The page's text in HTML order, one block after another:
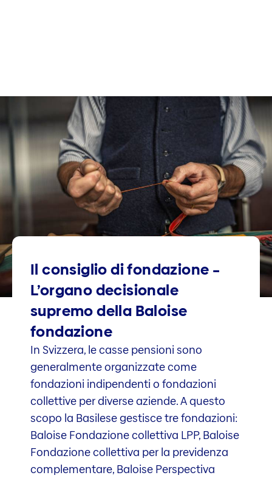
Il consiglio di fondazione –
L’organo decisionale
supremo della Baloise
fondazione
In Svizzera, le casse pensioni sono
generalmente organizzate come
fondazioni indipendenti o fondazioni
collettive per diverse aziende. A questo
scopo la Basilese gestisce tre fondazioni:
Baloise Fondazione collettiva LPP, Baloise
Fondazione collettiva per la previdenza
complementare, Baloise Perspectiva